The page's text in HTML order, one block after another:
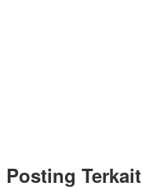
Posting Terkait